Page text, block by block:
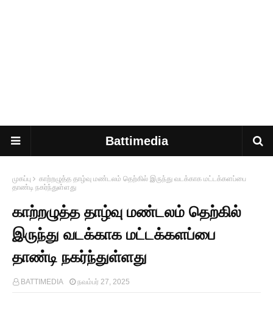
Battimedia
முகப்பு
காற்றழுத்த தாழ்வு மண்டலம் தெற்கில் இருந்து வடக்காக மட்டக்களப்பை
தாண்டி நகர்ந்துள்ளது
காற்றழுத்த தாழ்வு மண்டலம் தெற்கில்
இருந்து வடக்காக மட்டக்களப்பை
தாண்டி நகர்ந்துள்ளது
BATTIMEDIA நவம்பர் 27, 2025